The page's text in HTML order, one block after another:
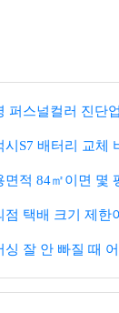
퍼스널컬러 진단
시S7 배터리 교체
면적 84㎡이면 몇
점 택배 크기 제한
싱 잘 안 빠질 때